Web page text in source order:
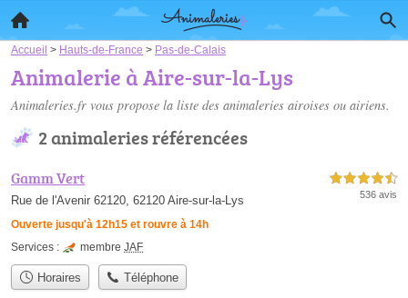
Accueil > Hauts-de-France > Pas-de-Calais
Animalerie à Aire-sur-la-Lys
Animaleries.fr vous propose la liste des animaleries airoises ou airiens.
2 animaleries référencées
Gamm Vert
Rue de l'Avenir 62120, 62120 Aire-sur-la-Lys
Ouverte jusqu'à 12h15 et rouvre à 14h
4,5 étoiles sur 5
536 avis
Services : membre JAF
Horaires Téléphone